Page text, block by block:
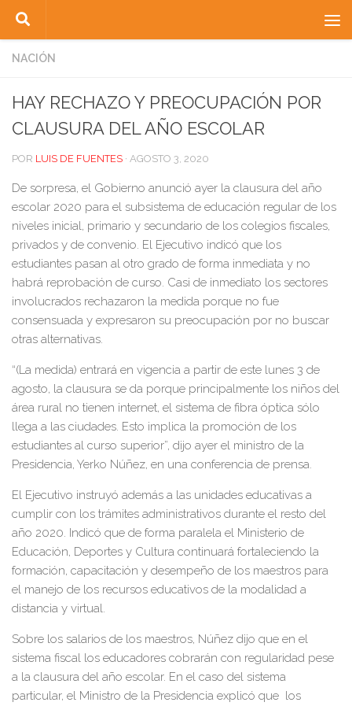
Saltar al contenido
NACIÓN
HAY RECHAZO Y PREOCUPACIÓN POR
CLAUSURA DEL AÑO ESCOLAR
POR LUIS DE FUENTES · AGOSTO 3, 2020
De sorpresa, el Gobierno anunció ayer la clausura del año
escolar 2020 para el subsistema de educación regular de los
niveles inicial, primario y secundario de los colegios fiscales,
privados y de convenio. El Ejecutivo indicó que los
estudiantes pasan al otro grado de forma inmediata y no
habrá reprobación de curso. Casi de inmediato los sectores
involucrados rechazaron la medida porque no fue
consensuada y expresaron su preocupación por no buscar
otras alternativas.
“(La medida) entrará en vigencia a partir de este lunes 3 de
agosto, la clausura se da porque principalmente los niños del
área rural no tienen internet, el sistema de fibra óptica sólo
llega a las ciudades. Esto implica la promoción de los
estudiantes al curso superior”, dijo ayer el ministro de la
Presidencia, Yerko Núñez, en una conferencia de prensa.
El Ejecutivo instruyó además a las unidades educativas a
cumplir con los trámites administrativos durante el resto del
año 2020. Indicó que de forma paralela el Ministerio de
Educación, Deportes y Cultura continuará fortaleciendo la
formación, capacitación y desempeño de los maestros para
el manejo de los recursos educativos de la modalidad a
distancia y virtual.
Sobre los salarios de los maestros, Núñez dijo que en el
sistema fiscal los educadores cobrarán con regularidad pese
a la clausura del año escolar. En el caso del sistema
particular, el Ministro de la Presidencia explicó que los